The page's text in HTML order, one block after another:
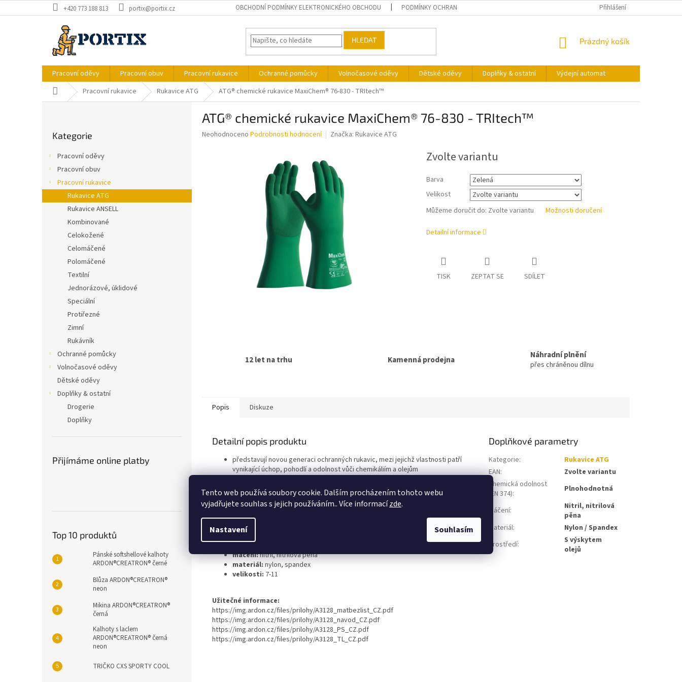
Tento web používá soubory cookie. Dalším procházením tohoto webu
vyjadřujete souhlas s jejich používáním.. Více informacízde.
Nastavení Souhlasím
na
+420 773 188 813 portix@portix.cz OBCHODNÍ PODMÍNKY ELEKTRONICKÉHO OBCHODU PODMÍNKY OCHRANY OSOBNÍCH ÚDAJŮ VÝDEJNÍ AUTOMAT
Přihlášení
HLEDAT
NÁKUPNÍ
Prázdný košík
Pracovní oděvy Pracovní obuv Pracovní rukavice Ochranné pomůcky Volnočasové oděvy Dětské oděvy Doplňky & ostatní
Výdejní automat
Domů Pracovní rukavice Rukavice ATG ATG® chemické rukavice MaxiChem® 76-830 - TRItech™
kategorie
Kategorie
Pracovní oděvy
Pracovní obuv
Pracovní rukavice
Rukavice ATG
Rukavice ANSELL
Kombinované
Celokožené
Celomáčené
Polomáčené
Textilní
Jednorázové, úklidové
Speciální
Protiřezné
Zimní
Rukávník
Ochranné pomůcky
Volnočasové oděvy
Dětské oděvy
Doplňky & ostatní
Drogerie
Doplňky
Přijímáme online platby
Top 10 produktů
Pánské softshellové kalhoty
ARDON®CREATRON® černé
Blůza ARDON®CREATRON®
neon
Mikina ARDON®CREATRON®
černá
Kalhoty s laclem
ARDON®CREATRON® černá
neon
TRIČKO CXS SPORTY COOL
ATG® chemické rukavice MaxiChem® 76-830 - TRItech™
Průměrné
Neohodnoceno Podrobnosti hodnocení Značka: Rukavice ATG
Zvolte variantu
Barva
Velikost
Můžeme doručit do: Zvolte variantu Možnosti doručení
Detailní informace
TISK ZEPTAT SE SDÍLET
12 let na trhu Kamenná prodejna Náhradní plnění
přes chráněnou dílnu
Popis Diskuze
Detailní popis produktu
představují novou generaci ochranných rukavic, mezi jejichž vlastnosti patří
vynikající úchop, pohodlí a odolnost vůči chemikáliím a olejům
celomáčené
počet v balení: 12; počet v kartonu: 72
tloušťka dlaně:
délka:
norma:
barva:zelená
máčení:nitril, nitrilová pěna
materiál: nylon, spandex
velikosti: 7-11
Užitečné informace:
https://img.ardon.cz/files/prilohy/A3128_matbezlist_CZ.pdf
https://img.ardon.cz/files/prilohy/A3128_navod_CZ.pdf
https://img.ardon.cz/files/prilohy/A3128_PS_CZ.pdf
https://img.ardon.cz/files/prilohy/A3128_TL_CZ.pdf
Doplňkové parametry
Kategorie:
Rukavice ATG
EAN:
Zvolte variantu
Chemická odolnost
(EN 374): Plnohodnotná
Máčení:
Nitril, nitrilová
pěna
Materiál:
Nylon / Spandex
Prostředí:
S výskytem
olejů